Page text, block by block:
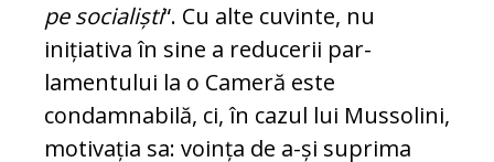
pe socialiști“. Cu alte cu­vinte, nu
inițiativa în sine a reducerii par­
lamentului la o Cameră este
condamnabilă, ci, în cazul lui Mussolini,
motivația sa: vo­ința de a-și suprima